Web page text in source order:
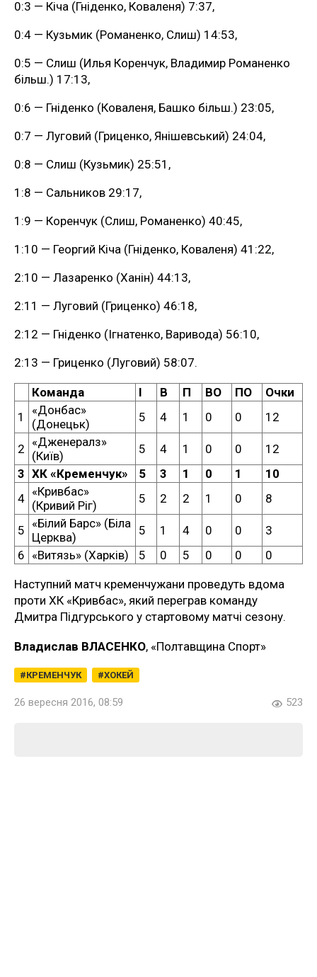
0:3 — Кіча (Гніденко, Коваленя) 7:37,
0:4 — Кузьмик (Романенко, Слиш) 14:53,
0:5 — Слиш (Илья Коренчук, Владимир Романенко
більш.) 17:13,
0:6 — Гніденко (Коваленя, Башко більш.) 23:05,
0:7 — Луговий (Гриценко, Янішевський) 24:04,
0:8 — Слиш (Кузьмик) 25:51,
1:8 — Сальников 29:17,
1:9 — Коренчук (Слиш, Романенко) 40:45,
1:10 — Георгий Кіча (Гніденко, Коваленя) 41:22,
2:10 — Лазаренко (Ханін) 44:13,
2:11 — Луговий (Гриценко) 46:18,
2:12 — Гніденко (Ігнатенко, Варивода) 56:10,
2:13 — Гриценко (Луговий) 58:07.
Команда І В П ВО ПО
Очки
1
«Донбас»
(Донецьк)
5 4 1 0 0 12
2 «Дженералз»
(Київ)
5 4 1 0 0
12
3 ХК «Кременчук» 5 3 1 0 1
10
4 «Кривбас»
(Кривий Ріг)
5 2 2 1 0 8
5 «Білий Барс» (Біла
Церква)
5 1 4 0 0
3
6 «Витязь» (Харків) 5 0 5 0 0 0
Наступний матч кременчужани проведуть вдома
проти ХК «Кривбас», який переграв команду
Дмитра Підгурського у стартовому матчі сезону.
Владислав ВЛАСЕНКО, «Полтавщина Спорт»
КРЕМЕНЧУК ХОКЕЙ
26 вересня 2016, 08:59 523